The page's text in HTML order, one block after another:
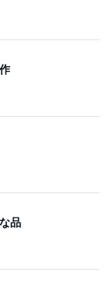
品